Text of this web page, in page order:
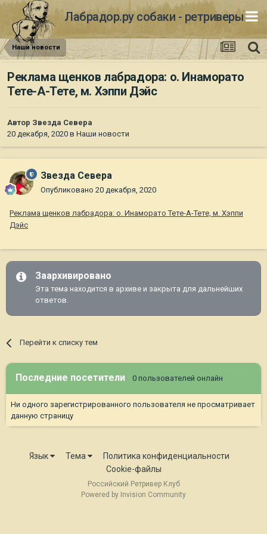
Лабрадор.ру собаки - ретриверы
Наши новости
Реклама щенков лабрадора: о. Инаморато
Тете-А-Тете, м. Хэппи Дэйс
Автор Звезда Севера
20 декабря, 2020 в Наши новости
Звезда Севера
Опубликовано 20 декабря, 2020
Реклама щенков лабрадора: о. Инаморато Тете-А-Тете, м. Хэппи
Дэйс
Заархивировано
Эта тема находится в архиве и закрыта для дальнейших
ответов.
Перейти к списку тем
Последние посетители 0 пользователей онлайн
Ни одного зарегистрированного пользователя не просматривает
данную страницу
Язык Тема
Политика конфиденциальности
Cookie-файлы
Российский Ретривер Клуб
Powered by Invision Community